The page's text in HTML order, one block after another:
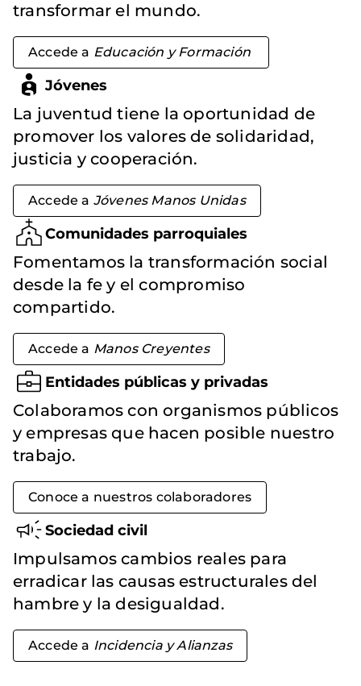
transformar el mundo.
Accede a Educación y Formación
Jóvenes
La juventud tiene la oportunidad de
promover los valores de solidaridad,
justicia y cooperación.
Accede a Jóvenes Manos Unidas
Comunidades parroquiales
Fomentamos la transformación social
desde la fe y el compromiso
compartido.
Accede a Manos Creyentes
Entidades públicas y privadas
Colaboramos con organismos públicos
y empresas que hacen posible nuestro
trabajo.
Conoce a nuestros colaboradores
Sociedad civil
Impulsamos cambios reales para
erradicar las causas estructurales del
hambre y la desigualdad.
Accede a Incidencia y Alianzas